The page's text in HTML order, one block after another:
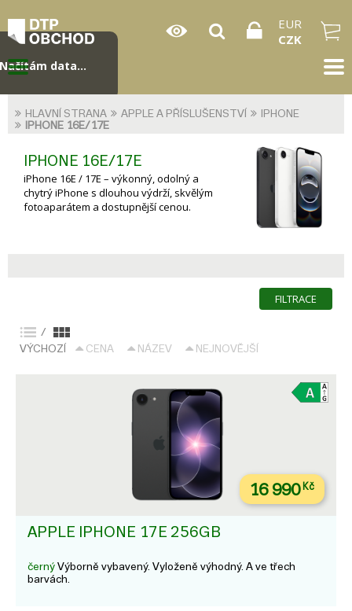
EUR
CZK
HLAVNÍ STRANA APPLE A PŘÍSLUŠENSTVÍ
IPHONE
IPHONE 16E/17E
IPHONE 16E/17E
iPhone 16E / 17E – výkonný, odolný a
chytrý iPhone s dlouhou výdrží, skvělým
fotoaparátem a dostupnější cenou.
FILTRACE
/
VÝCHOZÍ
CENA NÁZEV NEJNOVĚJŠÍ
16 990Kč
APPLE IPHONE 17E 256GB
černý Výborně vybavený. Vyloženě výhodný. A ve třech
barvách.
Načítám data...